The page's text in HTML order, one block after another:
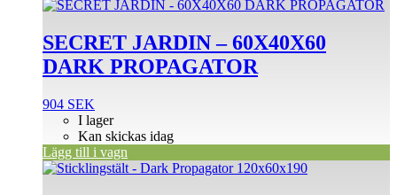
SECRET JARDIN – 60X40X60
DARK PROPAGATOR
904 SEK
I lager
Kan skickas idag
Lägg till i vagn